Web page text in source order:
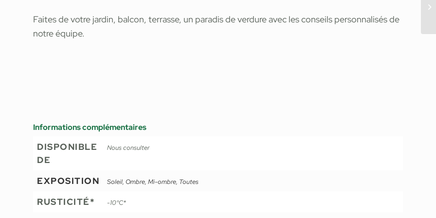
Faites de votre jardin, balcon, terrasse, un paradis de verdure avec les conseils personnalisés de
notre équipe.
Informations complémentaires
DISPONIBLE
DE
Nous consulter
EXPOSITION Soleil, Ombre, Mi-ombre, Toutes
RUSTICITÉ* -10°C*